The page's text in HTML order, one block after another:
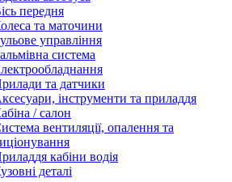
передня
та маточини
управління
система
та датчики
інструменти та приладдя
/ салон
вентиляції, опалення та
кабіни водія
деталі